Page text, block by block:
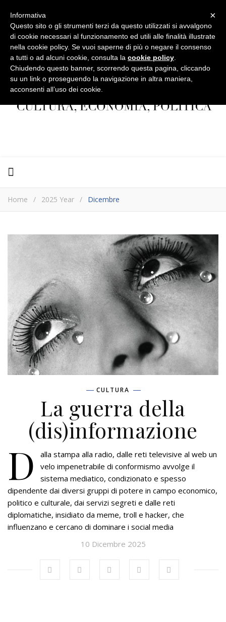
Home / 2025 Year / Dicembre
CULTURA
La guerra della
(dis)informazione
D
alla stampa alla radio, dalle reti televisive al web un
velo impenetrabile di conformismo avvolge il
sistema mediatico, condizionato e spesso
dipendente dai diversi gruppi di potere in campo economico,
politico e culturale, dai servizi segreti e dalle reti
diplomatiche, insidiato da meme, troll e hacker, che
influenzano e cercano di dominare i social media
10 Dicembre 2025
×
Informativa
Questo sito o gli strumenti terzi da questo utilizzati si avvalgono
di cookie necessari al funzionamento ed utili alle finalità illustrate
nella cookie policy. Se vuoi saperne di più o negare il consenso
a tutti o ad alcuni cookie, consulta la cookie policy
Chiudendo questo banner, scorrendo questa pagina, cliccando
su un link o proseguendo la navigazione in altra maniera,
acconsenti all’uso dei cookie.